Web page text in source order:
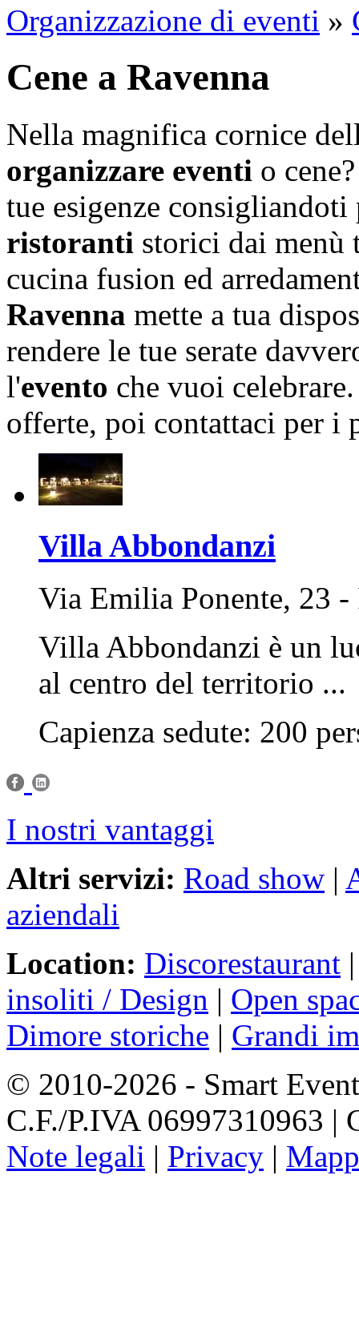
Organizzazione di eventi »
Cene a Ravenna
Nella magnifica cornice
organizzare eventi o
tue esigenze
ristoranti storici dai
cucina fusion ed
Ravenna mette a tua
rendere le tue serate
l'evento che vuoi
offerte, poi contattaci per i
Villa Abbondanzi
Via Emilia Ponente, 23 -
Villa Abbondanzi è un
al centro del territorio ...
Capienza sedute: 200
I nostri vantaggi
Altri servizi: Road show |
aziendali
Location: Discorestaurant
insoliti / Design | Open
Dimore storiche | Grandi
© 2010-2026 - Smart
C.F./P.IVA 06997310963 |
Note legali | Privacy |